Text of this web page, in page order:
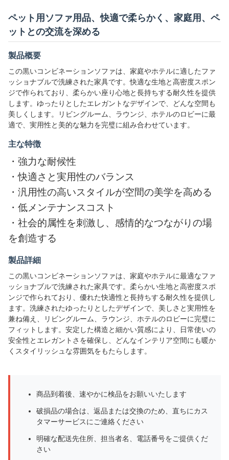
ペット用ソファ用品、快適で柔らかく、家庭用、ペ
ットとの交流を深める
製品概要
この黒いコンビネーションソファは、家庭やホテルに適したファ
ッショナブルで洗練された家具です。快適な生地と高密度スポン
ジで作られており、柔らかい座り心地と長持ちする耐久性を提供
します。ゆったりとしたエレガントなデザインで、どんな空間も
美しくします。リビングルーム、ラウンジ、ホテルのロビーに最
適で、実用性と美的な魅力を完璧に組み合わせています。
主な特徴
・ 強力な耐候性
・快適さと実用性のバランス
・ 汎用性の高いスタイルが空間の美学を高める
・ 低メンテナンスコスト
・ 社会的属性を刺激し、感情的なつながりの場
を創造する
製品詳細
この黒いコンビネーションソファは、家庭やホテルに最適なファ
ッショナブルで洗練された家具です。柔らかい生地と高密度スポ
ンジで作られており、優れた快適性と長持ちする耐久性を提供し
ます。洗練されたゆったりとしたデザインで、美しさと実用性を
兼ね備え、リビングルーム、ラウンジ、ホテルのロビーに完璧に
フィットします。安定した構造と細かい質感により、日常使いの
安全性とエレガントさを確保し、どんなインテリア空間にも暖か
くスタイリッシュな雰囲気をもたらします。
商品到着後、速やかに検品をお願いいたします
破損品の場合は、返品または交換のため、直ちにカス
タマーサービスにご連絡ください
明確な配送先住所、担当者名、電話番号をご提供くだ
さい